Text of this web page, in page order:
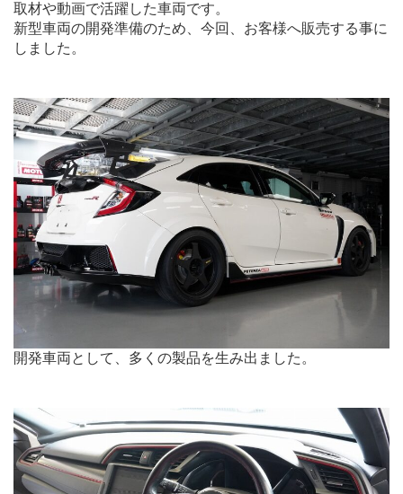
取材や動画で活躍した車両です。
新型車両の開発準備のため、今回、お客様へ販売する事に
しました。
開発車両として、多くの製品を生み出ました。